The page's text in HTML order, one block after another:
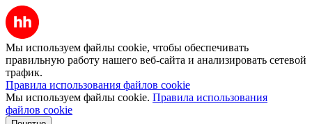
Мы используем файлы cookie, чтобы обеспечивать
правильную работу нашего веб-сайта и анализировать сетевой
трафик.
Правила использования файлов cookie
Мы используем файлы cookie. Правила использования
файлов cookie